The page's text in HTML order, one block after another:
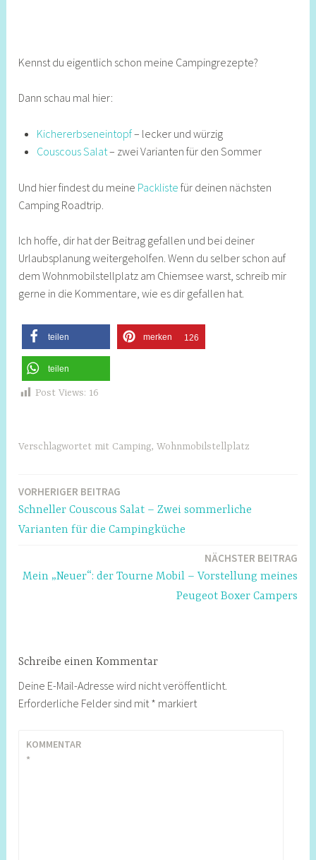
Kennst du eigentlich schon meine Campingrezepte?
Dann schau mal hier:
Kichererbseneintopf– lecker und würzig
Couscous Salat– zwei Varianten für den Sommer
Und hier findest du meine Packliste für deinen nächsten
Camping Roadtrip.
Ich hoffe, dir hat der Beitrag gefallen und bei deiner
Urlaubsplanung weitergeholfen. Wenn du selber schon auf
dem Wohnmobilstellplatz am Chiemsee warst, schreib mir
gerne in die Kommentare, wie es dir gefallen hat.
teilen merken 126
teilen
Post Views: 16
Verschlagwortet mit Camping,Wohnmobilstellplatz
Beitragsnavigation
VORHERIGER BEITRAG
Schneller Couscous Salat – Zwei sommerliche
Varianten für die Campingküche
NÄCHSTER BEITRAG
Mein „Neuer“: der Tourne Mobil – Vorstellung meines
Peugeot Boxer Campers
Schreibe einen Kommentar
Deine E-Mail-Adresse wird nicht veröffentlicht.
Erforderliche Felder sind mit * markiert
KOMMENTAR
*